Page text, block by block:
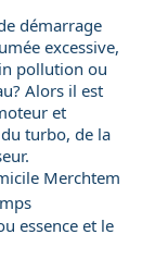
démarrage
excessive,
pollution ou
Alors il est
et
turbo, de la
Merchtem
essence et le